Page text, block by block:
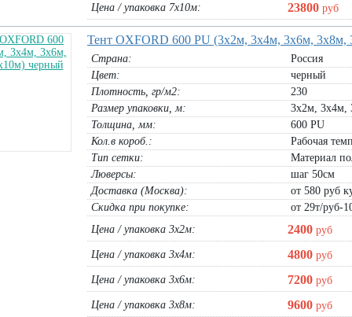
В корзину
(Антиград)
рулон 3,10х100м:34780руб
В корзину
ГОСТ Р 50970-2011
В корзину
Цена / упаковка 7х10м: 23800 руб
Тент OXFORD 600 PU (3х2м, 3х4м, 3х6м, 3х8м,
Страна:
Россия
Цвет:
черный
Плотность, гр/м2:
230
Размер упаковки, м:
3х2м, 3х4м,
Толщина, мм:
600 PU
Кол.в короб.:
Рабочая
Тип сетки:
Материал
Люверсы:
шаг 50см
Доставка (Москва):
от 580 руб
Скидка при покупке:
от 29т/руб-
Цена / упаковка 3х2м:
2400 руб
Цена / упаковка 3х4м: 4800 руб
Цена / упаковка 3х6м: 7200 руб
Цена / упаковка 3х8м: 9600 руб